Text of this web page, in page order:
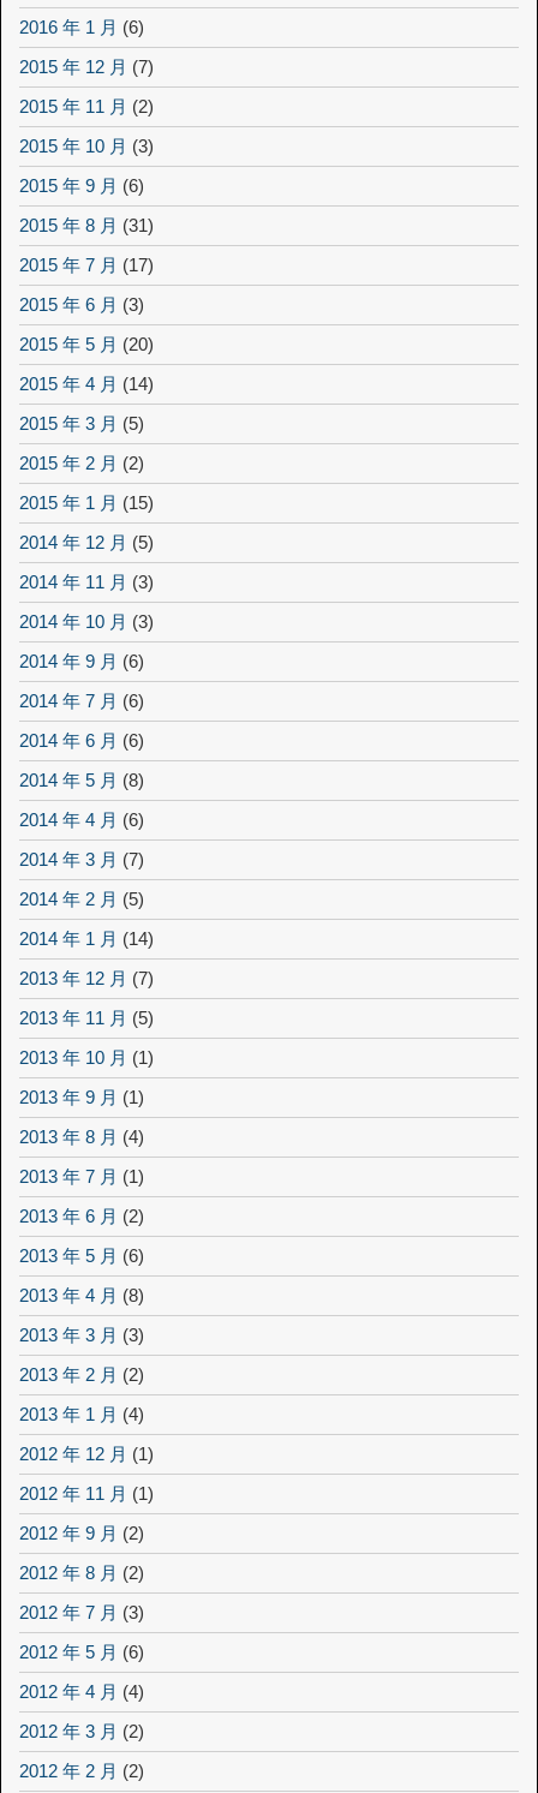
2016 年 1 月 (6)
2015 年 12 月 (7)
2015 年 11 月 (2)
2015 年 10 月 (3)
2015 年 9 月 (6)
2015 年 8 月 (31)
2015 年 7 月 (17)
2015 年 6 月 (3)
2015 年 5 月 (20)
2015 年 4 月 (14)
2015 年 3 月 (5)
2015 年 2 月 (2)
2015 年 1 月 (15)
2014 年 12 月 (5)
2014 年 11 月 (3)
2014 年 10 月 (3)
2014 年 9 月 (6)
2014 年 7 月 (6)
2014 年 6 月 (6)
2014 年 5 月 (8)
2014 年 4 月 (6)
2014 年 3 月 (7)
2014 年 2 月 (5)
2014 年 1 月 (14)
2013 年 12 月 (7)
2013 年 11 月 (5)
2013 年 10 月 (1)
2013 年 9 月 (1)
2013 年 8 月 (4)
2013 年 7 月 (1)
2013 年 6 月 (2)
2013 年 5 月 (6)
2013 年 4 月 (8)
2013 年 3 月 (3)
2013 年 2 月 (2)
2013 年 1 月 (4)
2012 年 12 月 (1)
2012 年 11 月 (1)
2012 年 9 月 (2)
2012 年 8 月 (2)
2012 年 7 月 (3)
2012 年 5 月 (6)
2012 年 4 月 (4)
2012 年 3 月 (2)
2012 年 2 月 (2)